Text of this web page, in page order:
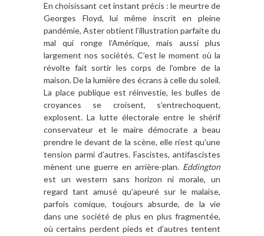
En choisissant cet instant précis : le meurtre de
Georges Floyd, lui même inscrit en pleine
pandémie, Aster obtient l’illustration parfaite du
mal qui ronge l’Amérique, mais aussi plus
largement nos sociétés. C’est le moment où la
révolte fait sortir les corps de l’ombre de la
maison. De la lumière des écrans à celle du soleil.
La place publique est réinvestie, les bulles de
croyances se croisent, s’entrechoquent,
explosent. La lutte électorale entre le shérif
conservateur et le maire démocrate a beau
prendre le devant de la scène, elle n’est qu’une
tension parmi d’autres. Fascistes, antifascistes
mènent une guerre en arrière-plan. Eddington
est un western sans horizon ni morale, un
regard tant amusé qu’apeuré sur le malaise,
parfois comique, toujours absurde, de la vie
dans une société de plus en plus fragmentée,
où certains perdent pieds et d’autres tentent